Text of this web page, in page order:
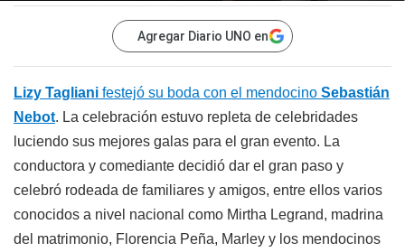
Agregar Diario UNO en
Lizy Tagliani festejó su boda con el mendocino Sebastián
Nebot. La celebración estuvo repleta de celebridades
luciendo sus mejores galas para el gran evento. La
conductora y comediante decidió dar el gran paso y
celebró rodeada de familiares y amigos, entre ellos varios
conocidos a nivel nacional como Mirtha Legrand, madrina
del matrimonio, Florencia Peña, Marley y los mendocinos